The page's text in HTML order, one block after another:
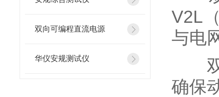
双向可编程直流电源
华仪安规测试仪
V2L
与电
双
确保